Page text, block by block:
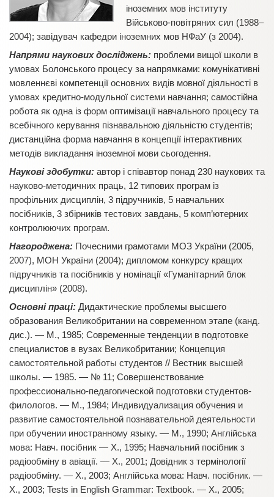
іноземних мов інституту
Військово-повітряних сил (1988–
2004); завідувач кафедри іноземних мов НФаУ (з 2004).
Напрями наукових досліджень: проблеми вищої школи в
умовах Болонського процесу за напрямками: комунікативні
мовленнєві компетенції основних видів мовної діяльності в
умовах кредитно-модульної системи навчання; самостійна
робота як одна із форм оптимізації навчального процесу та
всебічного керування пізнавальною діяльністю студентів;
дистанційна форма навчання в концепції інтерактивних
методів викладання іноземної мови сьогодення.
Наукові здобутки: автор і співавтор понад 230 наукових та
науково-методичних праць, 12 типових програм із
профільних дисциплін, 3 підручників, 5 навчальних
посібників, 3 збірників тестових завдань, 5 комп’ютерних
контролюючих програм.
Нагороджена: Почесними грамотами МОЗ України (2005,
2007), МОН України (2004); дипломом конкурсу кращих
підручників та посібників у номінації «Гуманітарний блок
дисциплін» (2008).
Основні праці: Дидактические проблемы высшего
образования Великобритании на современном этапе (канд.
дис.). — М., 1985; Современные тенденции в подготовке
специалистов в вузах Великобритании; Концепция
самостоятельной работы студентов // Вестник высшей
школы. — 1985. — № 11; Совершенствование
профессионально-педагогической подготовки студентов-
филологов. — М., 1984; Индивидуализация обучения и
развитие самостоятельной познавательной деятельности
при обучении иностранному языку. — М., 1990; Англійська
мова: Навч. посібник — Х., 1995; Навчальний посібник з
радіообміну в авіації. — Х., 2001; Довідник з термінології
радіообміну. — Х., 2003; Англійська мова: Навч. посібник. —
Х., 2003; Tests in English Grammar: Textbook. — Х., 2005;